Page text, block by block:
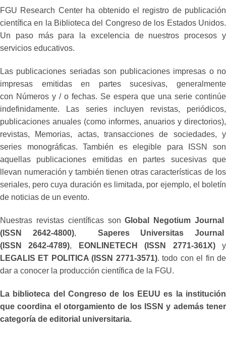
FGU Research Center ha obtenido el registro de publicación
científica en la Biblioteca del Congreso de los Estados Unidos.
Un paso más para la excelencia de nuestros procesos y
servicios educativos.
Las publicaciones seriadas son publicaciones impresas o no
impresas emitidas en partes sucesivas, generalmente
con Números y / o fechas. Se espera que una serie continúe
indefinidamente. Las series incluyen revistas, periódicos,
publicaciones anuales (como informes, anuarios y directorios),
revistas, Memorias, actas, transacciones de sociedades, y
series monográficas. También es elegible para ISSN son
aquellas publicaciones emitidas en partes sucesivas que
llevan numeración y también tienen otras características de los
seriales, pero cuya duración es limitada, por ejemplo, el boletín
de noticias de un evento.
Nuestras revistas científicas sonGlobal Negotium Journal
(ISSN 2642-4800),
Saperes Universitas Journal
(ISSN 2642-4789), EONLINETECH (ISSN 2771-361X)y
LEGALIS ET POLITICA (ISSN 2771-3571). todo con el fin de
dar a conocer la producción científica de la FGU.
La biblioteca del Congreso de los EEUU es la institución
que coordina el otorgamiento de los ISSN y además tener
categoría de editorial universitaria.